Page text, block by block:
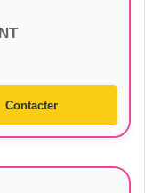
Contacter